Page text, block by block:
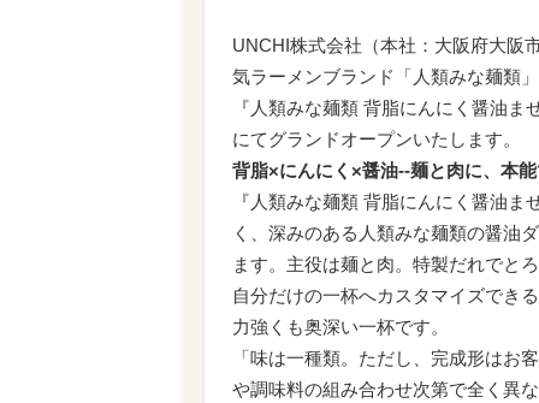
UNCHI株式会社（本社：大阪府大阪
気ラーメンブランド「人類みな麺類
『人類みな麺類 背脂にんにく醤油
にてグランドオープンいたします。
背脂×にんにく×醤油--麺と肉に、本
『人類みな麺類 背脂にんにく醤油
く、深みのある人類みな麺類の醤油
ます。主役は麺と肉。特製だれでと
自分だけの一杯へカスタマイズでき
力強くも奥深い一杯です。
「味は一種類。ただし、完成形はお
や調味料の組み合わせ次第で全く異